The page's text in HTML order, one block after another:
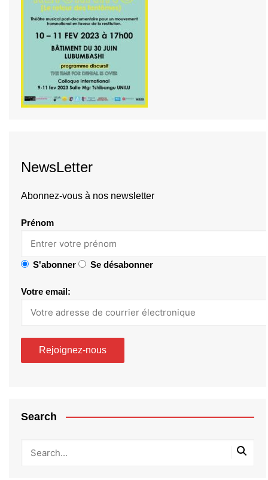
NewsLetter
Abonnez-vous à nos newsletter
Prénom
S'abonner Se désabonner
Votre email:
Search